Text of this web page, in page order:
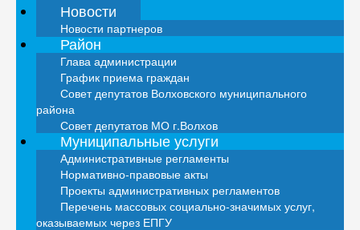
Новости
Новости партнеров
Район
Глава администрации
График приема граждан
Совет депутатов Волховского муниципального
района
Совет депутатов МО г.Волхов
Муниципальные услуги
Административные регламенты
Нормативно-правовые акты
Проекты административных регламентов
Перечень массовых социально-значимых услуг,
оказываемых через ЕПГУ